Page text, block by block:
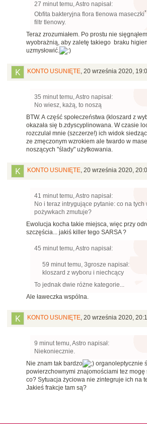
27 minut temu, Astro napisał:
Obfita bakteryjna flora tlenowa maseczki*
filtr tlenowy.
Teraz zrozumiałem. Po prostu nie
wyobrażnią, aby zaletę takiego braku
uzmysłowić.
KONTO USUNIĘTE, 20 września 2020,
35 minut temu, Astro napisał:
No wiesz, każą, to noszą
BTW. A część społeczeństwa (kloszard z
okazała się b.zdyscyplinowana. W czasie
rozczulał mnie (szczerze!) ich widok
ze zmęczonym wzrokiem ale twardo w
noszących "ślady" użytkowania.
KONTO USUNIĘTE, 20 września 2020,
41 minut temu, Astro napisał:
No i teraz intrygujące pytanie: co na tych
pożywkach zmutuje?
Ewolucja kocha takie miejsca, więc przy
szczęścia... jakiś killer tego SARSA ?
45 minut temu, Astro napisał:
59 minut temu, 3grosze napisał:
kloszard z wyboru i niechcący
To jednak dwie różne kategorie...
Ale ławeczka wspólna.
KONTO USUNIĘTE, 20 września 2020,
9 minut temu, Astro napisał:
Niekoniecznie.
Nie znam tak bardzo
organoleptycznie
powierzchownymi znajomościami tez mogę
co? Sytuacja życiowa nie zintegruje ich na
Jakieś frakcje tam są?